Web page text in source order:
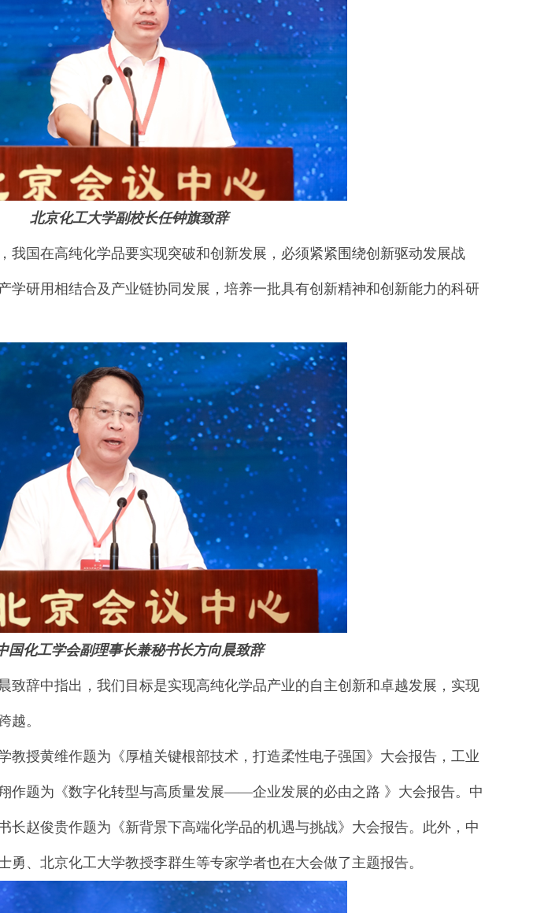
北京化工大学副校长任钟旗致辞
我国在高纯化学品要实现突破和创新发展，必须紧紧围绕创新驱动发展战
学研用相结合及产业链协同发展，培养一批具有创新精神和创新能力的科研
国化工学会副理事长兼秘书长方向晨致辞
致辞中指出，我们目标是实现高纯化学品产业的自主创新和卓越发展，实现
越。
教授黄维作题为《厚植关键根部技术，打造柔性电子强国》大会报告，工业
作题为《数字化转型与高质量发展——企业发展的必由之路 》大会报告。中
长赵俊贵作题为《新背景下高端化学品的机遇与挑战》大会报告。此外，中
勇、北京化工大学教授李群生等专家学者也在大会做了主题报告。